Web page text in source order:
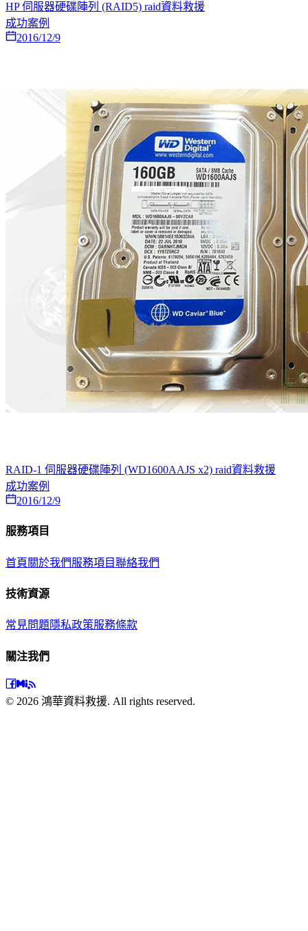
HP 伺服器硬碟陣列 (RAID5) raid資料救援
成功案例
2016/12/9
RAID-1 伺服器硬碟陣列 (WD1600AAJS x2) raid資料救援
成功案例
2016/12/9
服務項目
首頁 關於我們服務項目聯絡我們
技術資源
常見問題隱私政策服務條款
關注我們
© 2026 鴻華資料救援. All rights reserved.